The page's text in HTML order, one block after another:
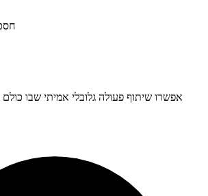
אפשרו שיתוף פעולה גלובלי אמיתי שבו